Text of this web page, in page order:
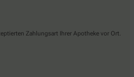
Zahlungsart Ihrer Apotheke vor Ort.